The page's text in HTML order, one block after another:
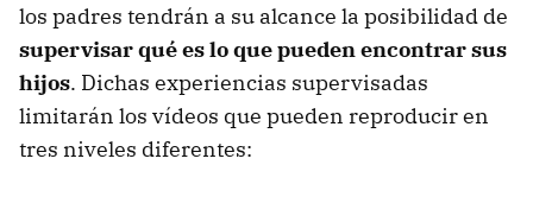
los padres tendrán a su alcance la posibilidad de
supervisar qué es lo que pueden encontrar sus
hijos. Dichas experiencias supervisadas
limitarán los vídeos que pueden reproducir en
tres niveles diferentes: